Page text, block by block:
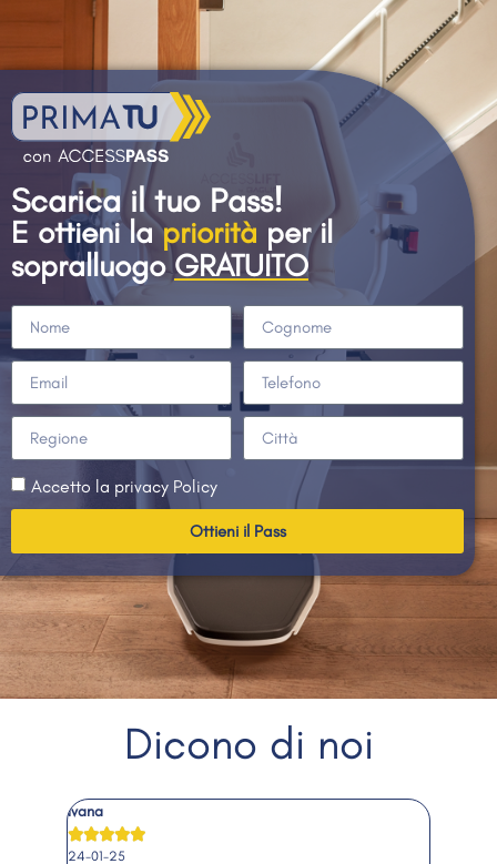
Scarica il tuo Pass!
E ottienilapriorità per il
sopralluogoGRATUITO
Accetto la privacy Policy
Ottieni il Pass
Dicono di noi